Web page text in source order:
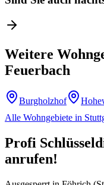
Weitere
Feuerbach
Burgholzhof
Alle Wohngebiete in
Profi
anrufen!